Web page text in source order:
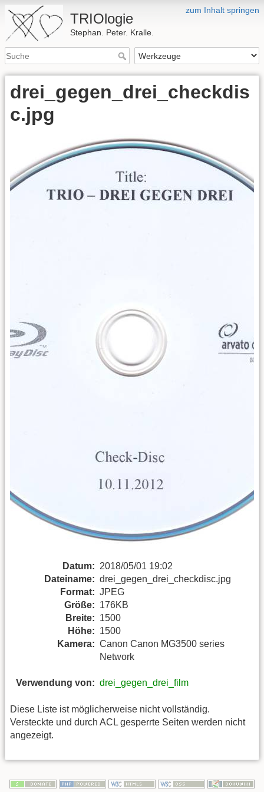
zum Inhalt springen
TRIOlogie
Stephan. Peter. Kralle.
drei_gegen_drei_checkdis
c.jpg
Datum: 2018/05/01 19:02
Dateiname: drei_gegen_drei_checkdisc.jpg
Format: JPEG
Größe: 176KB
Breite: 1500
Höhe: 1500
Kamera: Canon Canon MG3500 series
Network
Verwendung von: drei_gegen_drei_film
Diese Liste ist möglicherweise nicht vollständig.
Versteckte und durch ACL gesperrte Seiten werden nicht
angezeigt.